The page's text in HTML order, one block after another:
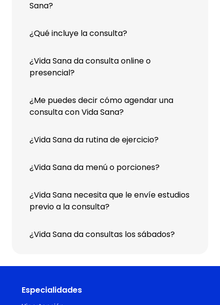
Sana?
¿Qué incluye la consulta?
¿Vida Sana da consulta online o
presencial?
¿Me puedes decir cómo agendar una
consulta con Vida Sana?
¿Vida Sana da rutina de ejercicio?
¿Vida Sana da menú o porciones?
¿Vida Sana necesita que le envíe estudios
previo a la consulta?
¿Vida Sana da consultas los sábados?
Especialidades